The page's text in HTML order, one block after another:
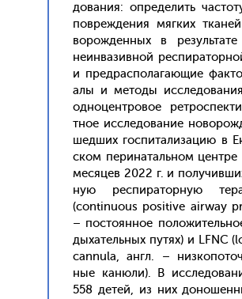
дова­ния: оп­ре­делить
пов­режде­ния мяг­ких
ворож­денных в
не­ин­ва­зив­ной
и пред­распо­лага­ющие
алы и ме­тоды
од­но­цен­тро­вое
тное ис­сле­дова­ние
шед­ших гос­пи­тали­зацию в
ском пе­рина­таль­ном цен­тре
ме­сяцев 2022 г. и
ную рес­пи­ратор­ную
(continuous positive airway
– пос­то­ян­ное
ды­хатель­ных пу­тях) и LFNC
cannula, англ. –
ные ка­нюли). В
558 де­тей, из них